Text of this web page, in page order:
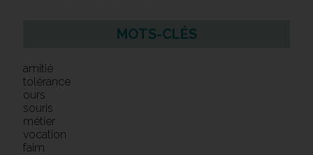
MOTS-CLÉS
amitié
tolérance
ours
souris
métier
vocation
faim